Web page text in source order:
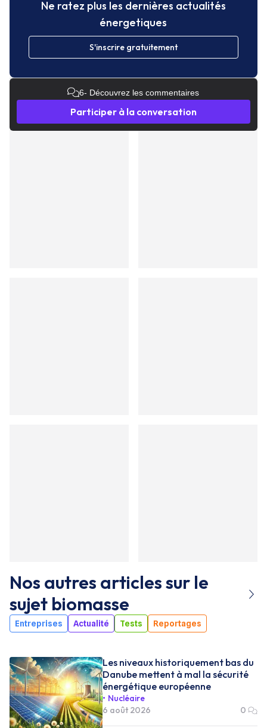
Ne ratez plus les dernières actualités
énergetiques
S'inscrire gratuitement
6- Découvrez les commentaires
Participer à la conversation
Nos autres articles sur le
sujet biomasse
Entreprises Actualité Tests Reportages
Les niveaux historiquement bas du
Danube mettent à mal la sécurité
énergétique européenne
Nucléaire
6 août 2026
0